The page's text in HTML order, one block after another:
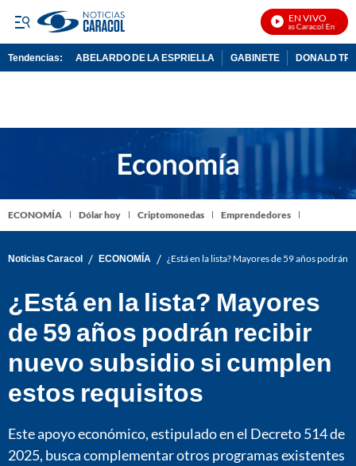
EN VIVO
Noticias Caracol En Vivo
Tendencias: ABELARDO DE LA ESPRIELLA GABINETE DONALD
ECONOMÍA Dólar hoy Criptomonedas Emprendedores
Noticias Caracol / ECONOMÍA / ¿Está en la lista? Mayores de 59 años
¿Está en la lista? Mayores
de 59 años podrán recibir
nuevo subsidio si cumplen
estos requisitos
Este apoyo económico, estipulado en el Decreto 514 de
2025, busca complementar otros programas existentes